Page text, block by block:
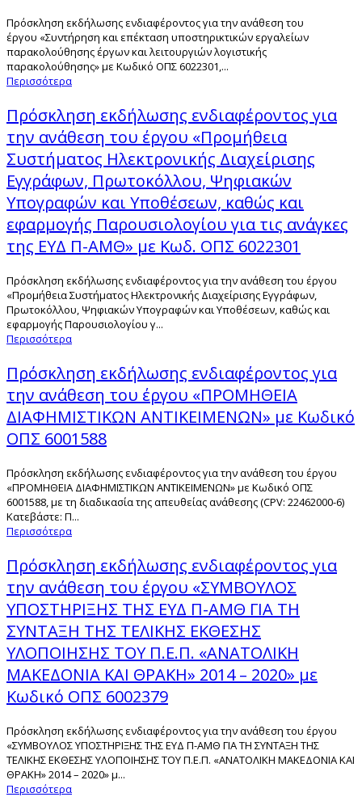
Πρόσκληση εκδήλωσης ενδιαφέροντος για την ανάθεση του
έργου «Συντήρηση και επέκταση υποστηρικτικών εργαλείων
παρακολούθησης έργων και λειτουργιών λογιστικής
παρακολούθησης» με Κωδικό ΟΠΣ 6022301,...
Περισσότερα
Πρόσκληση εκδήλωσης ενδιαφέροντος για
την ανάθεση του έργου «Προμήθεια
Συστήματος Ηλεκτρονικής Διαχείρισης
Εγγράφων, Πρωτοκόλλου, Ψηφιακών
Υπογραφών και Υποθέσεων, καθώς και
εφαρμογής Παρουσιολογίου για τις ανάγκες
της ΕΥΔ Π-ΑΜΘ» με Κωδ. ΟΠΣ 6022301
Πρόσκληση εκδήλωσης ενδιαφέροντος για την ανάθεση του έργου
«Προμήθεια Συστήματος Ηλεκτρονικής Διαχείρισης Εγγράφων,
Πρωτοκόλλου, Ψηφιακών Υπογραφών και Υποθέσεων, καθώς και
εφαρμογής Παρουσιολογίου γ...
Περισσότερα
Πρόσκληση εκδήλωσης ενδιαφέροντος για
την ανάθεση του έργου «ΠΡΟΜΗΘΕΙΑ
ΔΙΑΦΗΜΙΣΤΙΚΩΝ ΑΝΤΙΚΕΙΜΕΝΩΝ» με Κωδικό
ΟΠΣ 6001588
Πρόσκληση εκδήλωσης ενδιαφέροντος για την ανάθεση του έργου
«ΠΡΟΜΗΘΕΙΑ ΔΙΑΦΗΜΙΣΤΙΚΩΝ ΑΝΤΙΚΕΙΜΕΝΩΝ» με Κωδικό ΟΠΣ
6001588, με τη διαδικασία της απευθείας ανάθεσης (CPV: 22462000-6)
Κατεβάστε: Π...
Περισσότερα
Πρόσκληση εκδήλωσης ενδιαφέροντος για
την ανάθεση του έργου «ΣΥΜΒΟΥΛΟΣ
ΥΠΟΣΤΗΡΙΞΗΣ ΤΗΣ ΕΥΔ Π-ΑΜΘ ΓΙΑ ΤΗ
ΣΥΝΤΑΞΗ ΤΗΣ ΤΕΛΙΚΗΣ ΕΚΘΕΣΗΣ
ΥΛΟΠΟΙΗΣΗΣ ΤΟΥ Π.Ε.Π. «ΑΝΑΤΟΛΙΚΗ
ΜΑΚΕΔΟΝΙΑ ΚΑΙ ΘΡΑΚΗ» 2014 – 2020» με
Κωδικό ΟΠΣ 6002379
Πρόσκληση εκδήλωσης ενδιαφέροντος για την ανάθεση του έργου
«ΣΥΜΒΟΥΛΟΣ ΥΠΟΣΤΗΡΙΞΗΣ ΤΗΣ ΕΥΔ Π-ΑΜΘ ΓΙΑ ΤΗ ΣΥΝΤΑΞΗ ΤΗΣ
ΤΕΛΙΚΗΣ ΕΚΘΕΣΗΣ ΥΛΟΠΟΙΗΣΗΣ ΤΟΥ Π.Ε.Π. «ΑΝΑΤΟΛΙΚΗ ΜΑΚΕΔΟΝΙΑ ΚΑΙ
ΘΡΑΚΗ» 2014 – 2020» μ...
Περισσότερα